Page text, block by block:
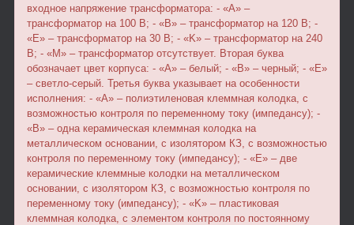
входное напряжение трансформатора: - «A» –
трансформатор на 100 В; - «B» – трансформатор на 120 В; -
«Е» – трансформатор на 30 В; - «K» – трансформатор на 240
В; - «М» – трансформатор отсутствует. Вторая буква
обозначает цвет корпуса: - «A» – белый; - «B» – черный; - «Е»
– светло-серый. Третья буква указывает на особенности
исполнения: - «A» – полиэтиленовая клеммная колодка, с
возможностью контроля по переменному току (импедансу); -
«B» – одна керамическая клеммная колодка на
металлическом основании, с изолятором КЗ, с возможностью
контроля по переменному току (импедансу); - «Е» – две
керамические клеммные колодки на металлическом
основании, с изолятором КЗ, с возможностью контроля по
переменному току (импедансу); - «K» – пластиковая
клеммная колодка, с элементом контроля по постоянному